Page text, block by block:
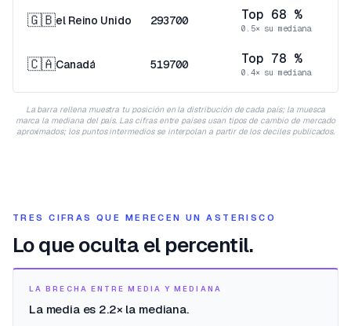
🇬🇧el Reino Unido 293700 Top 68 %
0.5× su mediana
🇨🇦Canadá 519700 Top 78 %
0.4× su mediana
La barra rellena muestra tu posición en la distribución de cada país; la muesca
marca la mediana del país. Las cifras entre países usan tipos de cambio de mercado
aproximados; los puntos intermedios se interpolan a partir de los deciles publicados.
TRES CIFRAS QUE MERECEN UN ASTERISCO
Lo que oculta el percentil.
LA BRECHA ENTRE MEDIA Y MEDIANA
La media es 2.2× la mediana.